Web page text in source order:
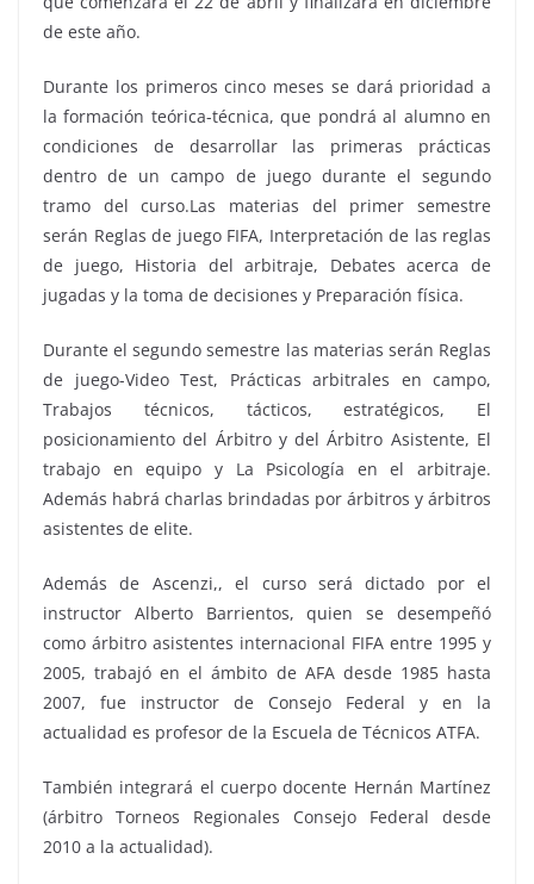
de este año.
Durante los primeros cinco meses se dará prioridad a
la formación teórica-técnica, que pondrá al alumno en
condiciones de desarrollar las primeras prácticas
dentro de un campo de juego durante el segundo
tramo del curso.Las materias del primer semestre
serán Reglas de juego FIFA, Interpretación de las reglas
de juego, Historia del arbitraje, Debates acerca de
jugadas y la toma de decisiones y Preparación física.
Durante el segundo semestre las materias serán Reglas
de juego-Video Test, Prácticas arbitrales en campo,
Trabajos técnicos, tácticos, estratégicos, El
posicionamiento del Árbitro y del Árbitro Asistente, El
trabajo en equipo y La Psicología en el arbitraje.
Además habrá charlas brindadas por árbitros y árbitros
asistentes de elite.
Además de Ascenzi,, el curso será dictado por el
instructor Alberto Barrientos, quien se desempeñó
como árbitro asistentes internacional FIFA entre 1995 y
2005, trabajó en el ámbito de AFA desde 1985 hasta
2007, fue instructor de Consejo Federal y en la
actualidad es profesor de la Escuela de Técnicos ATFA.
También integrará el cuerpo docente Hernán Martínez
(árbitro Torneos Regionales Consejo Federal desde
2010 a la actualidad).